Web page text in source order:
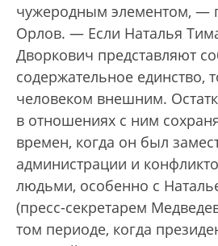
чужеродным элементом, —
Орлов. — Если Наталья
Дворкович представляют
содержательное единство,
человеком внешним.
в отношениях с ним
времен, когда он был
администрации и
людьми, особенно с
(пресс-секретарем
том периоде, когда